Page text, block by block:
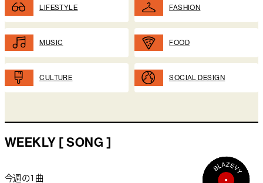
LIFESTYLE FASHION
MUSIC FOOD
CULTURE SOCIAL DESIGN
WEEKLY [ SONG ]
今週の1曲